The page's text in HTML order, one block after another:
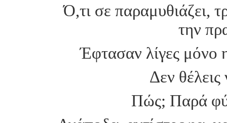
Ό,τι σε παραμυθιάζει,
την
Έφτασαν λίγες μόνο
Δεν
Πώς; Παρά